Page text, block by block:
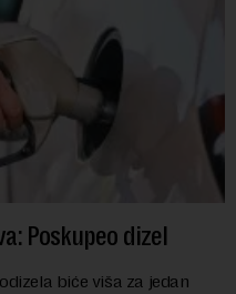
Poskupeo dizel
biće viša za jedan